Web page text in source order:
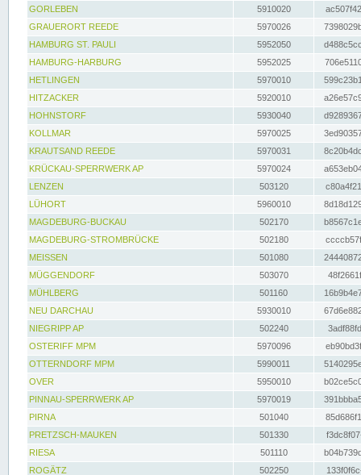
GORLEBEN
5910020
GRAUERORT REEDE
5970026
HAMBURG ST. PAULI
5952050
HAMBURG-HARBURG
5952025
HETLINGEN
5970010
HITZACKER
5920010
HOHNSTORF
5930040
KOLLMAR
5970025
KRAUTSAND REEDE
5970031
KRÜCKAU-SPERRWERK AP
5970024
LENZEN
503120
LÜHORT
5960010
MAGDEBURG-BUCKAU
502170
MAGDEBURG-STROMBRÜCKE
502180
MEISSEN
501080
MÜGGENDORF
503070
MÜHLBERG
501160
NEU DARCHAU
5930010
NIEGRIPP AP
502240
OSTERIFF MPM
5970096
OTTERNDORF MPM
5990011
OVER
5950010
PINNAU-SPERRWERK AP
5970019
PIRNA
501040
PRETZSCH-MAUKEN
501330
RIESA
501110
ROGÄTZ
502250